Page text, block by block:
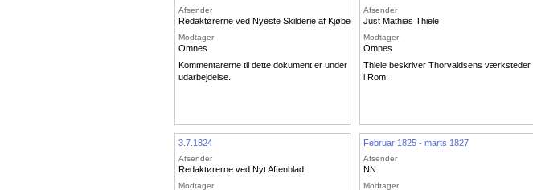
Afsender
Redaktørerne ved Nyeste Skilderie af Kjøbenhavn
Modtager
Omnes
Kommentarerne til dette dokument er under
udarbejdelse.
Afsender
Just Mathias Thiele
Modtager
Omnes
Thiele beskriver Thorvaldsens værksteder
i Rom.
3.7.1824
Afsender
Redaktørerne ved Nyt Aftenblad
Modtager
Februar 1825 - marts 1827
Afsender
NN
Modtager